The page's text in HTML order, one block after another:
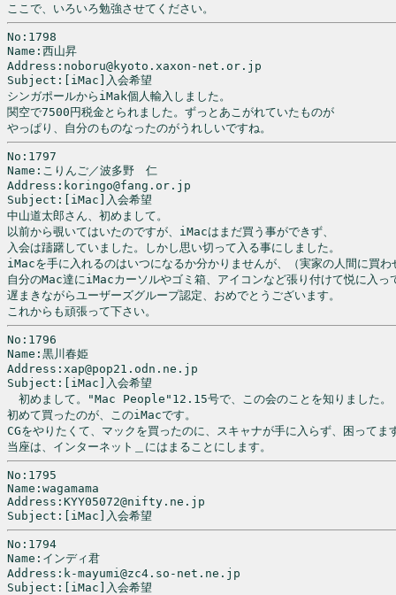
No:1798
Name:西山昇
Address:noboru@kyoto.xaxon-net.or.jp
Subject:[iMac]入会希望
シンガポールからiMak個人輸入しました。
関空で7500円税金とられました。ずっとあこがれていたものが
やっぱり、自分のものなったのがうれしいですね。
No:1797
Name:こりんご／波多野　仁
Address:koringo@fang.or.jp
Subject:[iMac]入会希望
中山道太郎さん、初めまして。
以前から覗いてはいたのですが、iMacはまだ買う事ができず、
入会は躊躇していました。しかし思い切って入る事にしました。
iMacを手に入れるのはいつになるか分かりませんが、（実家の人間に買わ
自分のMac達にiMacカーソルやゴミ箱、アイコンなど張り付けて悦に入っ
遅まきながらユーザーズグループ認定、おめでとうございます。
これからも頑張って下さい。
No:1796
Name:黒川春姫
Address:xap@pop21.odn.ne.jp
Subject:[iMac]入会希望
初めまして。"Mac People"12.15号で、この会のことを知りました。
初めて買ったのが、このiMacです。
CGをやりたくて、マックを買ったのに、スキャナが手に入らず、困ってま
当座は、インターネット＿にはまることにします。
No:1795
Name:wagamama
Address:KYY05072@nifty.ne.jp
Subject:[iMac]入会希望
No:1794
Name:インディ君
Address:k-mayumi@zc4.so-net.ne.jp
Subject:[iMac]入会希望